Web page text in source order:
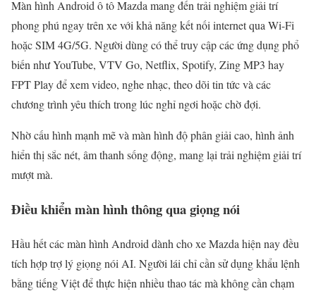
Màn hình Android ô tô Mazda mang đến trải nghiệm giải trí
phong phú ngay trên xe với khả năng kết nối internet qua Wi-Fi
hoặc SIM 4G/5G. Người dùng có thể truy cập các ứng dụng phổ
biến như YouTube, VTV Go, Netflix, Spotify, Zing MP3 hay
FPT Play để xem video, nghe nhạc, theo dõi tin tức và các
chương trình yêu thích trong lúc nghỉ ngơi hoặc chờ đợi.
Nhờ cấu hình mạnh mẽ và màn hình độ phân giải cao, hình ảnh
hiển thị sắc nét, âm thanh sống động, mang lại trải nghiệm giải trí
mượt mà.
Điều khiển màn hình thông qua giọng nói
Hầu hết các màn hình Android dành cho xe Mazda hiện nay đều
tích hợp trợ lý giọng nói AI. Người lái chỉ cần sử dụng khẩu lệnh
bằng tiếng Việt để thực hiện nhiều thao tác mà không cần chạm